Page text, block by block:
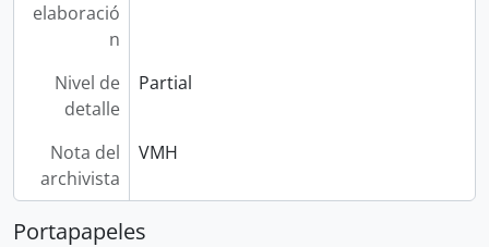
elaboració
n
Nivel de
detalle
Partial
Nota del
archivista
VMH
Portapapeles